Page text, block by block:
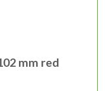
mm red